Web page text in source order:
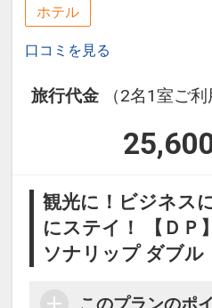
ホテル
口コミを見る
旅行代金
（2名1室ご
観光に！ビジネス
にステイ！ 【ＤＰ
ソナリップ ダブル
このプランのポ